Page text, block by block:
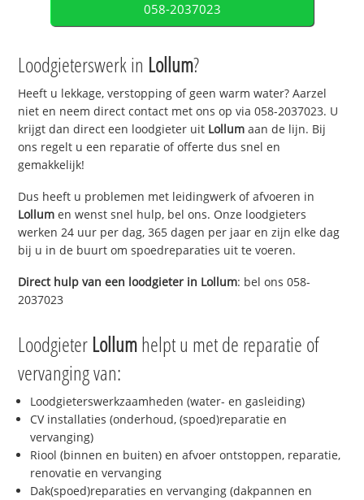
058-2037023
Loodgieterswerk in Lollum?
Heeft u lekkage, verstopping of geen warm water? Aarzel
niet en neem direct contact met ons op via 058-2037023. U
krijgt dan direct een loodgieter uit Lollum aan de lijn. Bij
ons regelt u een reparatie of offerte dus snel en
gemakkelijk!
Dus heeft u problemen met leidingwerk of afvoeren in
Lollum en wenst snel hulp, bel ons. Onze loodgieters
werken 24 uur per dag, 365 dagen per jaar en zijn elke dag
bij u in de buurt om spoedreparaties uit te voeren.
Direct hulp van een loodgieter in Lollum: bel ons 058-
2037023
Loodgieter Lollumhelpt u met de reparatie of
vervanging van:
Loodgieterswerkzaamheden (water- en gasleiding)
CV installaties (onderhoud, (spoed)reparatie en
vervanging)
Riool (binnen en buiten) en afvoer ontstoppen, reparatie,
renovatie en vervanging
Dak(spoed)reparaties en vervanging (dakpannen en